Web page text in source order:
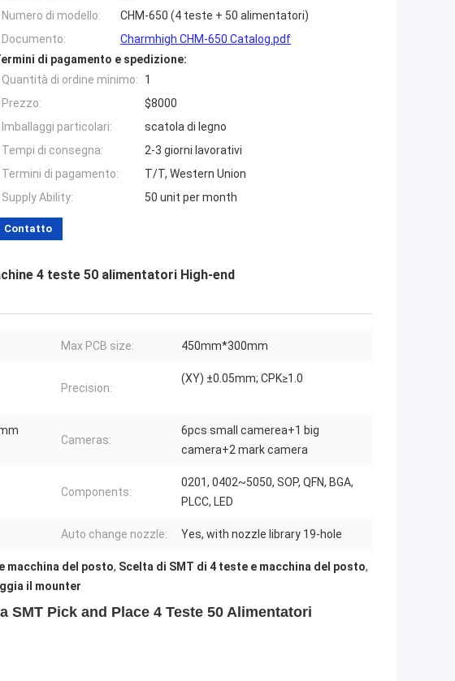
Numero di modello:
CHM-650 (4 teste + 50 alimentatori)
Documento:
Charmhigh CHM-650 Catalog.pdf
di pagamento e spedizione:
Quantità di ordine minimo:
1
Prezzo:
$8000
Imballaggi particolari:
scatola di legno
Tempi di consegna:
2-3 giorni lavorativi
Termini di pagamento:
T/T, Western Union
Supply Ability:
50 unit per month
Contatto
4 teste 50 alimentatori High-end
Max PCB size: 450mm*300mm
Precision:
(XY) ±0.05mm; CPK≥1.0
Cameras:
6pcs small camerea+1 big
camera+2 mark camera
Components:
0201, 0402~5050, SOP, QFN, BGA,
PLCC, LED
Auto change nozzle: Yes, with nozzle library 19-hole
macchina del posto, Scelta di SMT di 4 teste e macchina del posto,
il mounter
SMT Pick and Place 4 Teste 50 Alimentatori